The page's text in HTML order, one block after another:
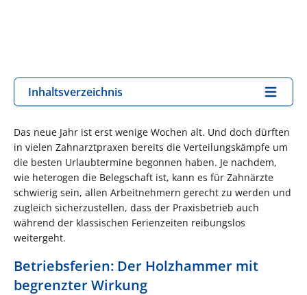
Inhaltsverzeichnis
Das neue Jahr ist erst wenige Wochen alt. Und doch dürften
in vielen Zahnarztpraxen bereits die Verteilungskämpfe um
die besten Urlaubtermine begonnen haben. Je nachdem,
wie heterogen die Belegschaft ist, kann es für Zahnärzte
schwierig sein, allen Arbeitnehmern gerecht zu werden und
zugleich sicherzustellen, dass der Praxisbetrieb auch
während der klassischen Ferienzeiten reibungslos
weitergeht.
Betriebsferien: Der Holzhammer mit
begrenzter Wirkung